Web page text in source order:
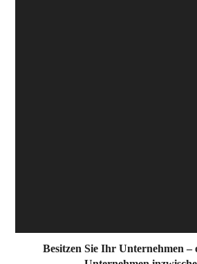
Besitzen Sie Ihr Unternehmen